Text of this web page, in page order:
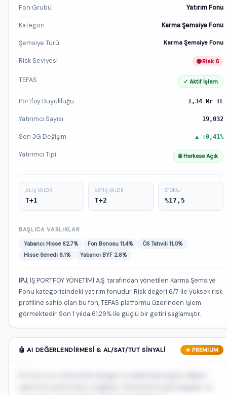
Fon Grubu Yatırım Fonu
Kategori Karma Şemsiye Fonu
Şemsiye Türü Karma Şemsiye Fonu
Risk Seviyesi Risk 6
TEFAS ✓ Aktif İşlem
Portföy Büyüklüğü 1,34 Mr TL
Yatırımcı Sayısı 19,032
Son 3G Değişim ▲ +0,41%
Yatırımcı Tipi 🌐 Herkese Açık
ALIŞ VALÖR
T+1
SATIŞ VALÖR
T+2
STOPAJ
%17,5
BAŞLICA VARLIKLAR
Yabancı Hisse 62,7% Fon Bonosu 11,4%
ÖS Tahvili 11,0%
Hisse Senedi 8,1%
Yabancı BYF 2,8%
IPJ, İŞ PORTFÖY YÖNETİMİ A.Ş. tarafından yönetilen Karma Şemsiye
Fonu kategorisindeki yatırım fonudur. Risk değeri 6/7 ile yüksek risk
profiline sahip olan bu fon, TEFAS platformu üzerinden işlem
görmektedir. Son 1 yılda 61,29% ile güçlü bir getiri sağlamıştır.
🤖 AI DEĞERLENDIRMESI & AL/SAT/TUT SINYALI ★ PREMIUM